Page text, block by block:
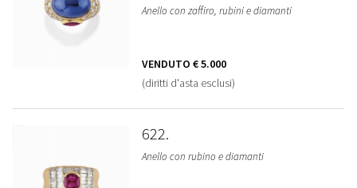
Anello con zaffiro, rubini e diamanti
VENDUTO € 5.000
(diritti d'asta esclusi)
622
Anello con rubino e diamanti